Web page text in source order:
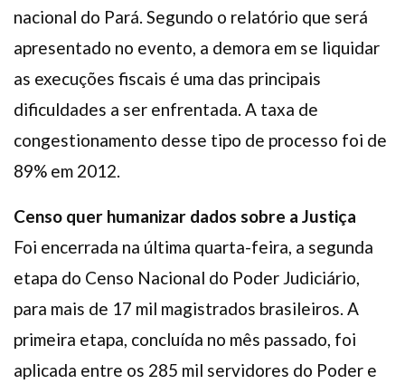
nacional do Pará. Segundo o relatório que será
apresentado no evento, a demora em se liquidar
as execuções fiscais é uma das principais
dificuldades a ser enfrentada. A taxa de
congestionamento desse tipo de processo foi de
89% em 2012.
Censo quer humanizar dados sobre a Justiça
Foi encerrada na última quarta-feira, a segunda
etapa do Censo Nacional do Poder Judiciário,
para mais de 17 mil magistrados brasileiros. A
primeira etapa, concluída no mês passado, foi
aplicada entre os 285 mil servidores do Poder e